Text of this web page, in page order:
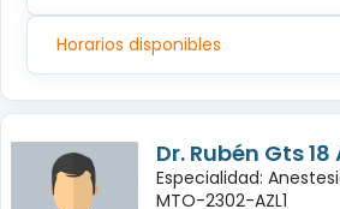
Horarios disponibles
Dr. Rubén Gts
Especialidad:
MTO-2302-AZL1